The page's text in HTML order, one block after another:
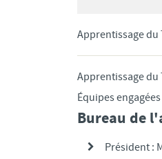
Apprentissage du
Apprentissage du
Équipes engagées
Bureau de
Président :